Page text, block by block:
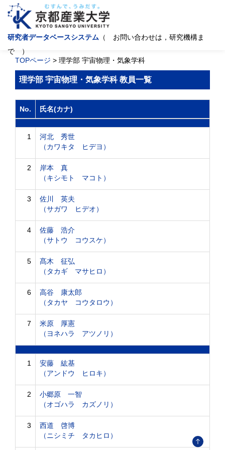
研究者データベースシステム （ お問い合わせは，研究機構ま
で ）
TOPページ > 理学部 宇宙物理・気象学科
理学部 宇宙物理・気象学科 教員一覧
No. 氏名(カナ)
1
河北 秀世
（カワキタ ヒデヨ）
2
岸本 真
（キシモト マコト）
3
佐川 英夫
（サガワ ヒデオ）
4
佐藤 浩介
（サトウ コウスケ）
5
髙木 征弘
（タカギ マサヒロ）
6
高谷 康太郎
（タカヤ コウタロウ）
7
米原 厚憲
（ヨネハラ アツノリ）
1
安藤 紘基
（アンドウ ヒロキ）
2
小郷原 一智
（オゴハラ カズノリ）
3
西道 啓博
（ニシミチ タカヒロ）